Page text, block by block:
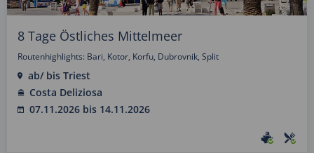
8 Tage Östliches Mittelmeer
Routenhighlights: Bari, Kotor, Korfu, Dubrovnik, Split
ab/ bis Triest
Costa Deliziosa
07.11.2026 bis 14.11.2026